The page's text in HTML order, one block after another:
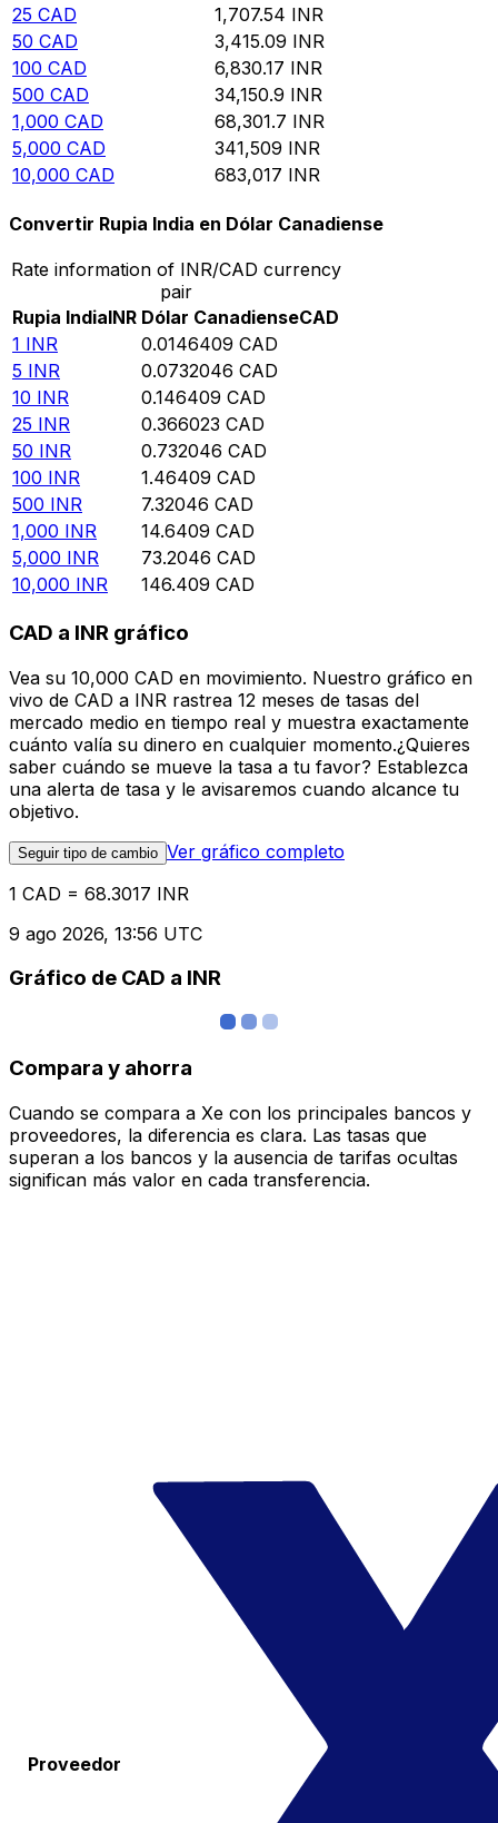
25 CAD 1,707.54 INR
50 CAD 3,415.09 INR
100 CAD 6,830.17 INR
500 CAD 34,150.9 INR
1,000 CAD 68,301.7 INR
5,000 CAD 341,509 INR
10,000 CAD 683,017 INR
Convertir Rupia India en Dólar Canadiense
Rate information of INR/CAD currency
pair
Rupia IndiaINR Dólar CanadienseCAD
1 INR 0.0146409 CAD
5 INR 0.0732046 CAD
10 INR 0.146409 CAD
25 INR 0.366023 CAD
50 INR 0.732046 CAD
100 INR 1.46409 CAD
500 INR 7.32046 CAD
1,000 INR 14.6409 CAD
5,000 INR 73.2046 CAD
10,000 INR 146.409 CAD
CAD a INR gráfico
Vea su 10,000 CAD en movimiento. Nuestro gráfico en
vivo de CAD a INR rastrea 12 meses de tasas del
mercado medio en tiempo real y muestra exactamente
cuánto valía su dinero en cualquier momento.¿Quieres
saber cuándo se mueve la tasa a tu favor? Establezca
una alerta de tasa y le avisaremos cuando alcance tu
objetivo.
Seguir tipo de cambio Ver gráfico completo
1 CAD = 68.3017 INR
9 ago 2026, 13:56 UTC
Gráfico de CAD a INR
Compara y ahorra
Cuando se compara a Xe con los principales bancos y
proveedores, la diferencia es clara. Las tasas que
superan a los bancos y la ausencia de tarifas ocultas
significan más valor en cada transferencia.
Proveedor